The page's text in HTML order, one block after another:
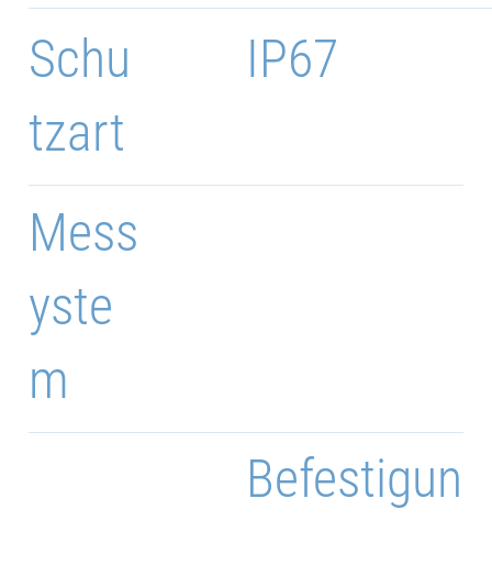
Schu
tzart
IP67
Mess
yste
m
Befestigun